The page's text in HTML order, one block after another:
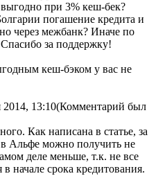
при 3% кеш-бек?
погашение кредита и
через межбанк? Иначе по
за поддержку!
кеш-бэком у вас не
2014, 13:10(Комментарий был
Как написана в статье, за
Альфе можно получить не
деле меньше, т.к. не все
начале срока кредитования.